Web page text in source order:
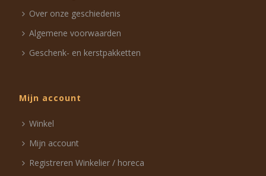
Over onze geschiedenis
Algemene voorwaarden
Geschenk- en kerstpakketten
Mijn account
Winkel
Mijn account
Registreren Winkelier / horeca